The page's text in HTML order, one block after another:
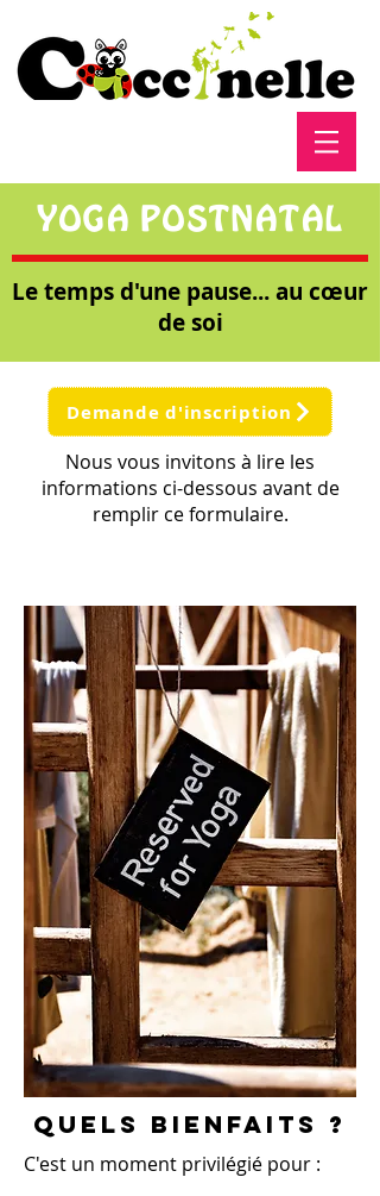
YOGA POSTNATAL
Le temps d'une pause... au cœur
de soi
Demande d'inscription
Nous vous invitons à lire les
informations ci-dessous avant de
remplir ce formulaire.
QUELS BIENFAITS ?
C'est un moment privilégié pour :